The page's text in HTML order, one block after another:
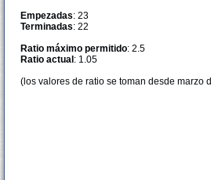
Empezadas: 23
Terminadas: 22
Ratio máximo permitido: 2.5
Ratio actual : 1.05
(los valores de ratio se toman desde marzo